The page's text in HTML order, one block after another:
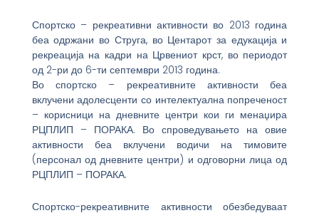
Спортско – рекреативни активности во 2013 година
беа одржани во Струга, во Центарот за едукација и
рекреација на кадри на Црвениот крст, во периодот
од 2-ри до 6-ти септември 2013 година.
Во спортско – рекреативните активности беа
вклучени адолесценти со интелектуална попреченост
– корисници на дневните центри кои ги менаџира
РЦПЛИП – ПОРАКА. Во спроведувањето на овие
активности беа вклучени водичи на тимовите
(персонал од дневните центри) и одговорни лица од
РЦПЛИП – ПОРАКА.
Спортско-рекреативните активности обезбедуваат